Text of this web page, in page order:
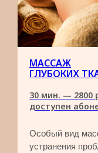
МАССАЖ
ГЛУБОКИХ
30 мин. — 2800
доступен
Особый вид
устранения